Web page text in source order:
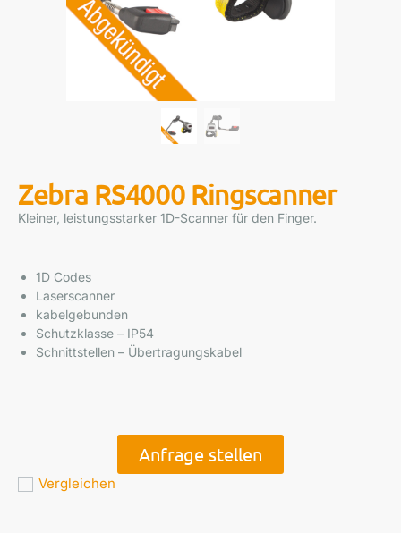
Zebra RS4000 Ringscanner
Kleiner, leistungsstarker 1D-Scanner für den Finger.
1D Codes
Laserscanner
kabelgebunden
Schutzklasse – IP54
Schnittstellen – Übertragungskabel
Anfrage stellen
Vergleichen